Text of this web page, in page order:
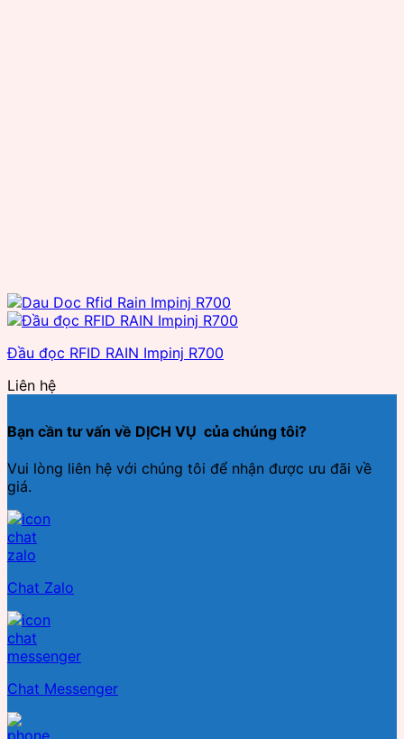
Đầu đọc RFID RAIN Impinj R700
Liên hệ
Bạn cần tư vấn về DỊCH VỤ của chúng tôi?
Vui lòng liên hệ với chúng tôi để nhận được ưu đãi về
giá.
Chat Zalo
Chat Messenger